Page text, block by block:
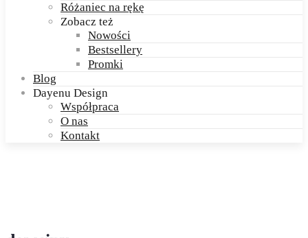
Różaniec na rękę
Zobacz też
Nowości
Bestsellery
Promki
Blog
Dayenu Design
Współpraca
O nas
Kontakt